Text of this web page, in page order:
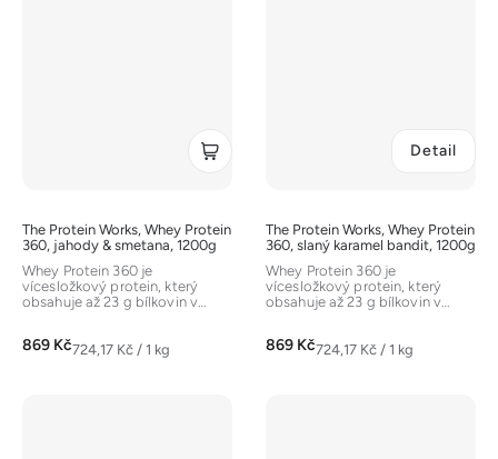
The Protein Works, Whey Protein
360, jahody & smetana, 1200g
869 KčMěrná
724,17 Kč / 1 kg
Whey Protein 360 je
vícesložkový protein, který
obsahuje až 23 g bílkovin v
The Protein Works, Whey Protein
360, slaný karamel bandit, 1200g
869 KčMěrná
724,17 Kč / 1 kg
Detail
Whey Protein 360 je
vícesložkový protein, který
obsahuje až 23 g bílkovin v